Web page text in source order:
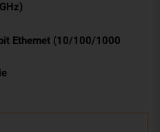
Ethernet (10/100/1000